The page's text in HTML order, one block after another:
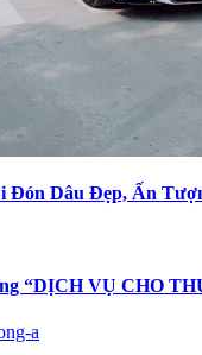
Đón Dâu Đẹp, Ấn
“DỊCH VỤ CHO